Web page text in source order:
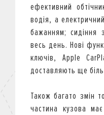
ефективний
водія, а
бажанням; сидіння
весь день. Нові
ключів, Apple
доставляють ще
Також багато змін
частина кузова